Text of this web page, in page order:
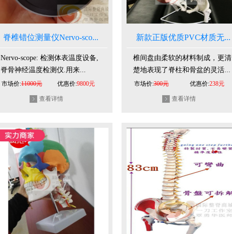
脊椎错位测量仪Nervo-sco...
Nervo-scope: 检测体表温度设备,
脊骨神经温度检测仪.用来...
市场价:11000元 优惠价:9800元
查看详情
新款正版优质PVC材质无...
椎间盘由柔软的材料制成，更清
楚地表现了脊柱和骨盆的灵活...
市场价:300元 优惠价:238元
查看详情